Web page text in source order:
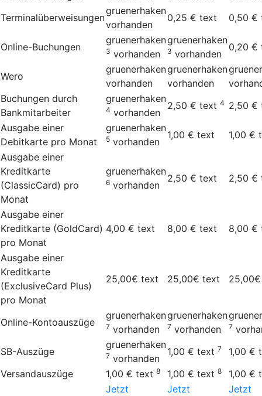
Terminalüberweisungen
gruenerhaken
vorhanden
0,25 € text 0,50 €
Online-Buchungen
gruenerhaken
3 vorhanden
gruenerhaken
3 vorhanden
0,20 €
Wero
gruenerhaken
vorhanden
gruenerhaken
vorhanden
Buchungen durch
Bankmitarbeiter
gruenerhaken
4 vorhanden
2,50 € text 4 2,50 €
Ausgabe einer
Debitkarte pro Monat
gruenerhaken
5 vorhanden
1,00 € text 1,00 €
Ausgabe einer
Kreditkarte
(ClassicCard) pro
Monat
gruenerhaken
6 vorhanden
2,50 € text 2,50 €
Ausgabe einer
Kreditkarte (GoldCard)
pro Monat
4,00 € text 8,00 € text 8,00 €
Ausgabe einer
Kreditkarte
(ExclusiveCard Plus)
pro Monat
25,00€ text 25,00€ text 25,00€
Online-Kontoauszüge
gruenerhaken
7 vorhanden
gruenerhaken
7 vorhanden 7
SB-Auszüge
gruenerhaken
7 vorhanden
1,00 € text 7 1,00 €
Versandauszüge
1,00 € text 8 1,00 € text 8 1,00 €
Jetzt
Jetzt
Jetzt